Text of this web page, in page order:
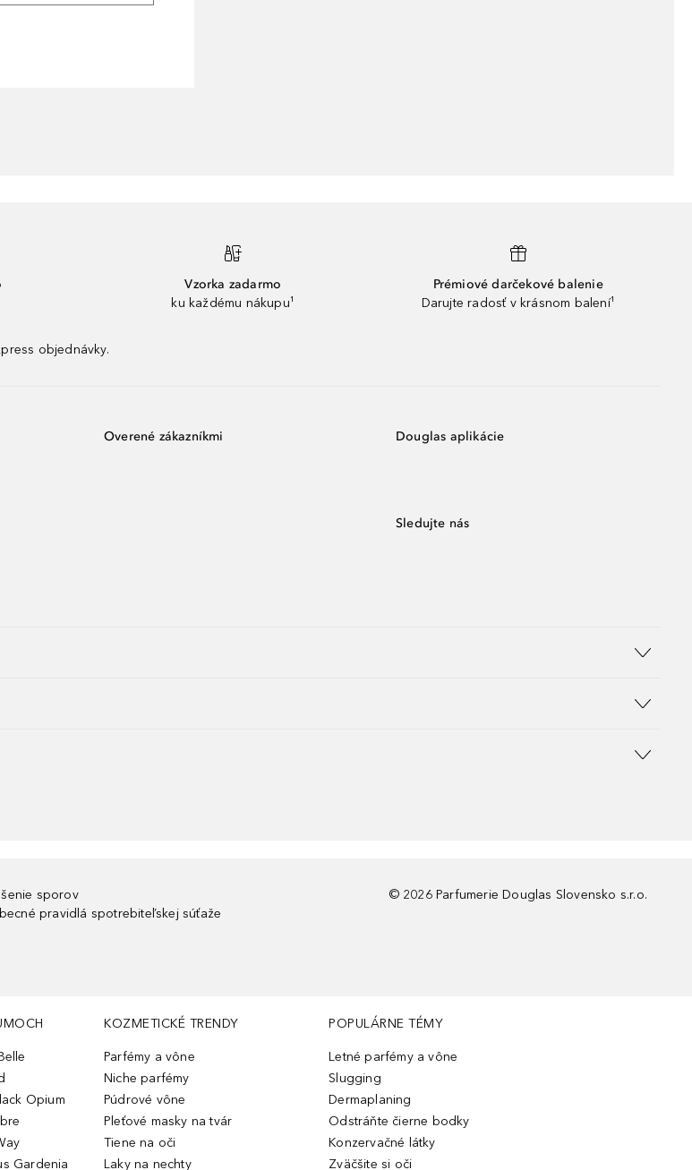
Vzorka zadarmo
ku každému nákupu¹
Prémiové darčekové balenie
Darujte radosť v krásnom balení¹
objednávky.
Overené zákazníkmi Douglas aplikácie
Sledujte nás
sporov
pravidlá spotrebiteľskej súťaže
© 2026 Parfumerie Douglas Slovensko s.r.o.
Opium
Gardenia
KOZMETICKÉ TRENDY
Parfémy a vône
Niche parfémy
Púdrové vône
Pleťové masky na tvár
Tiene na oči
Laky na nechty
POPULÁRNE TÉMY
Letné parfémy a vône
Slugging
Dermaplaning
Odstráňte čierne bodky
Konzervačné látky
Zväčšite si oči